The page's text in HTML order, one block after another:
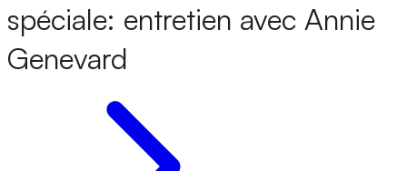
spéciale: entretien avec Annie
Genevard